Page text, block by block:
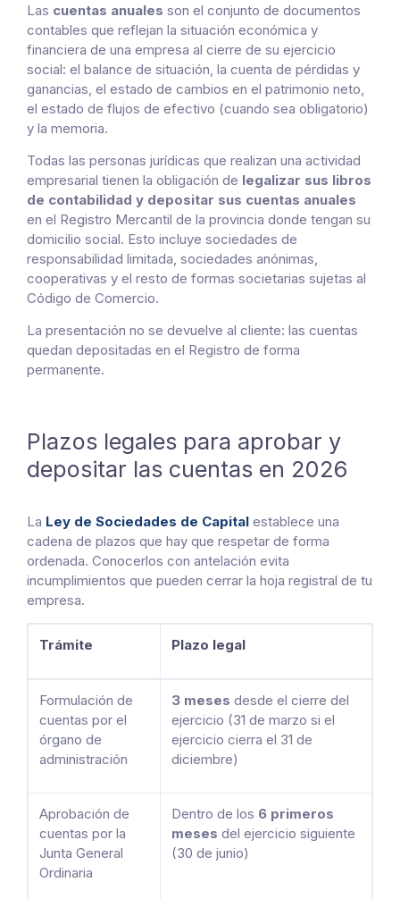
Las cuentas anuales son el conjunto de documentos
contables que reflejan la situación económica y
financiera de una empresa al cierre de su ejercicio
social: el balance de situación, la cuenta de pérdidas y
ganancias, el estado de cambios en el patrimonio neto,
el estado de flujos de efectivo (cuando sea obligatorio)
y la memoria.
Todas las personas jurídicas que realizan una actividad
empresarial tienen la obligación de legalizar sus libros
de contabilidad y depositar sus cuentas anuales
en el Registro Mercantil de la provincia donde tengan su
domicilio social. Esto incluye sociedades de
responsabilidad limitada, sociedades anónimas,
cooperativas y el resto de formas societarias sujetas al
Código de Comercio.
La presentación no se devuelve al cliente: las cuentas
quedan depositadas en el Registro de forma
permanente.
Plazos legales para aprobar y
depositar las cuentas en 2026
La Ley de Sociedades de Capital establece una
cadena de plazos que hay que respetar de forma
ordenada. Conocerlos con antelación evita
incumplimientos que pueden cerrar la hoja registral de tu
empresa.
Trámite Plazo legal
Formulación de
cuentas por el
órgano de
administración
3 meses desde el cierre del
ejercicio (31 de marzo si el
ejercicio cierra el 31 de
diciembre)
Aprobación de
cuentas por la
Junta General
Ordinaria
Dentro de los 6 primeros
meses del ejercicio siguiente
(30 de junio)